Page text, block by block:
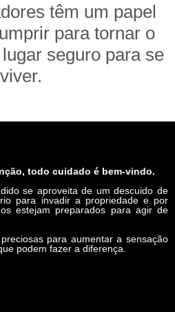
têm um papel
para tornar o
seguro para se
viver.
todo cuidado é bem-vindo.
se aproveita de um descuido de
para invadir a propriedade e por
estejam preparados para agir de
para aumentar a sensação
podem fazer a diferença.